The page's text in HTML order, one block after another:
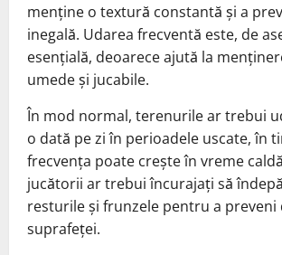
menține o textură constantă și a
inegală. Udarea frecventă este, de
esențială, deoarece ajută la
umede și jucabile.
În mod normal, terenurile ar trebui
o dată pe zi în perioadele uscate, în
frecvența poate crește în vreme
jucătorii ar trebui încurajați să
resturile și frunzele pentru a
suprafeței.